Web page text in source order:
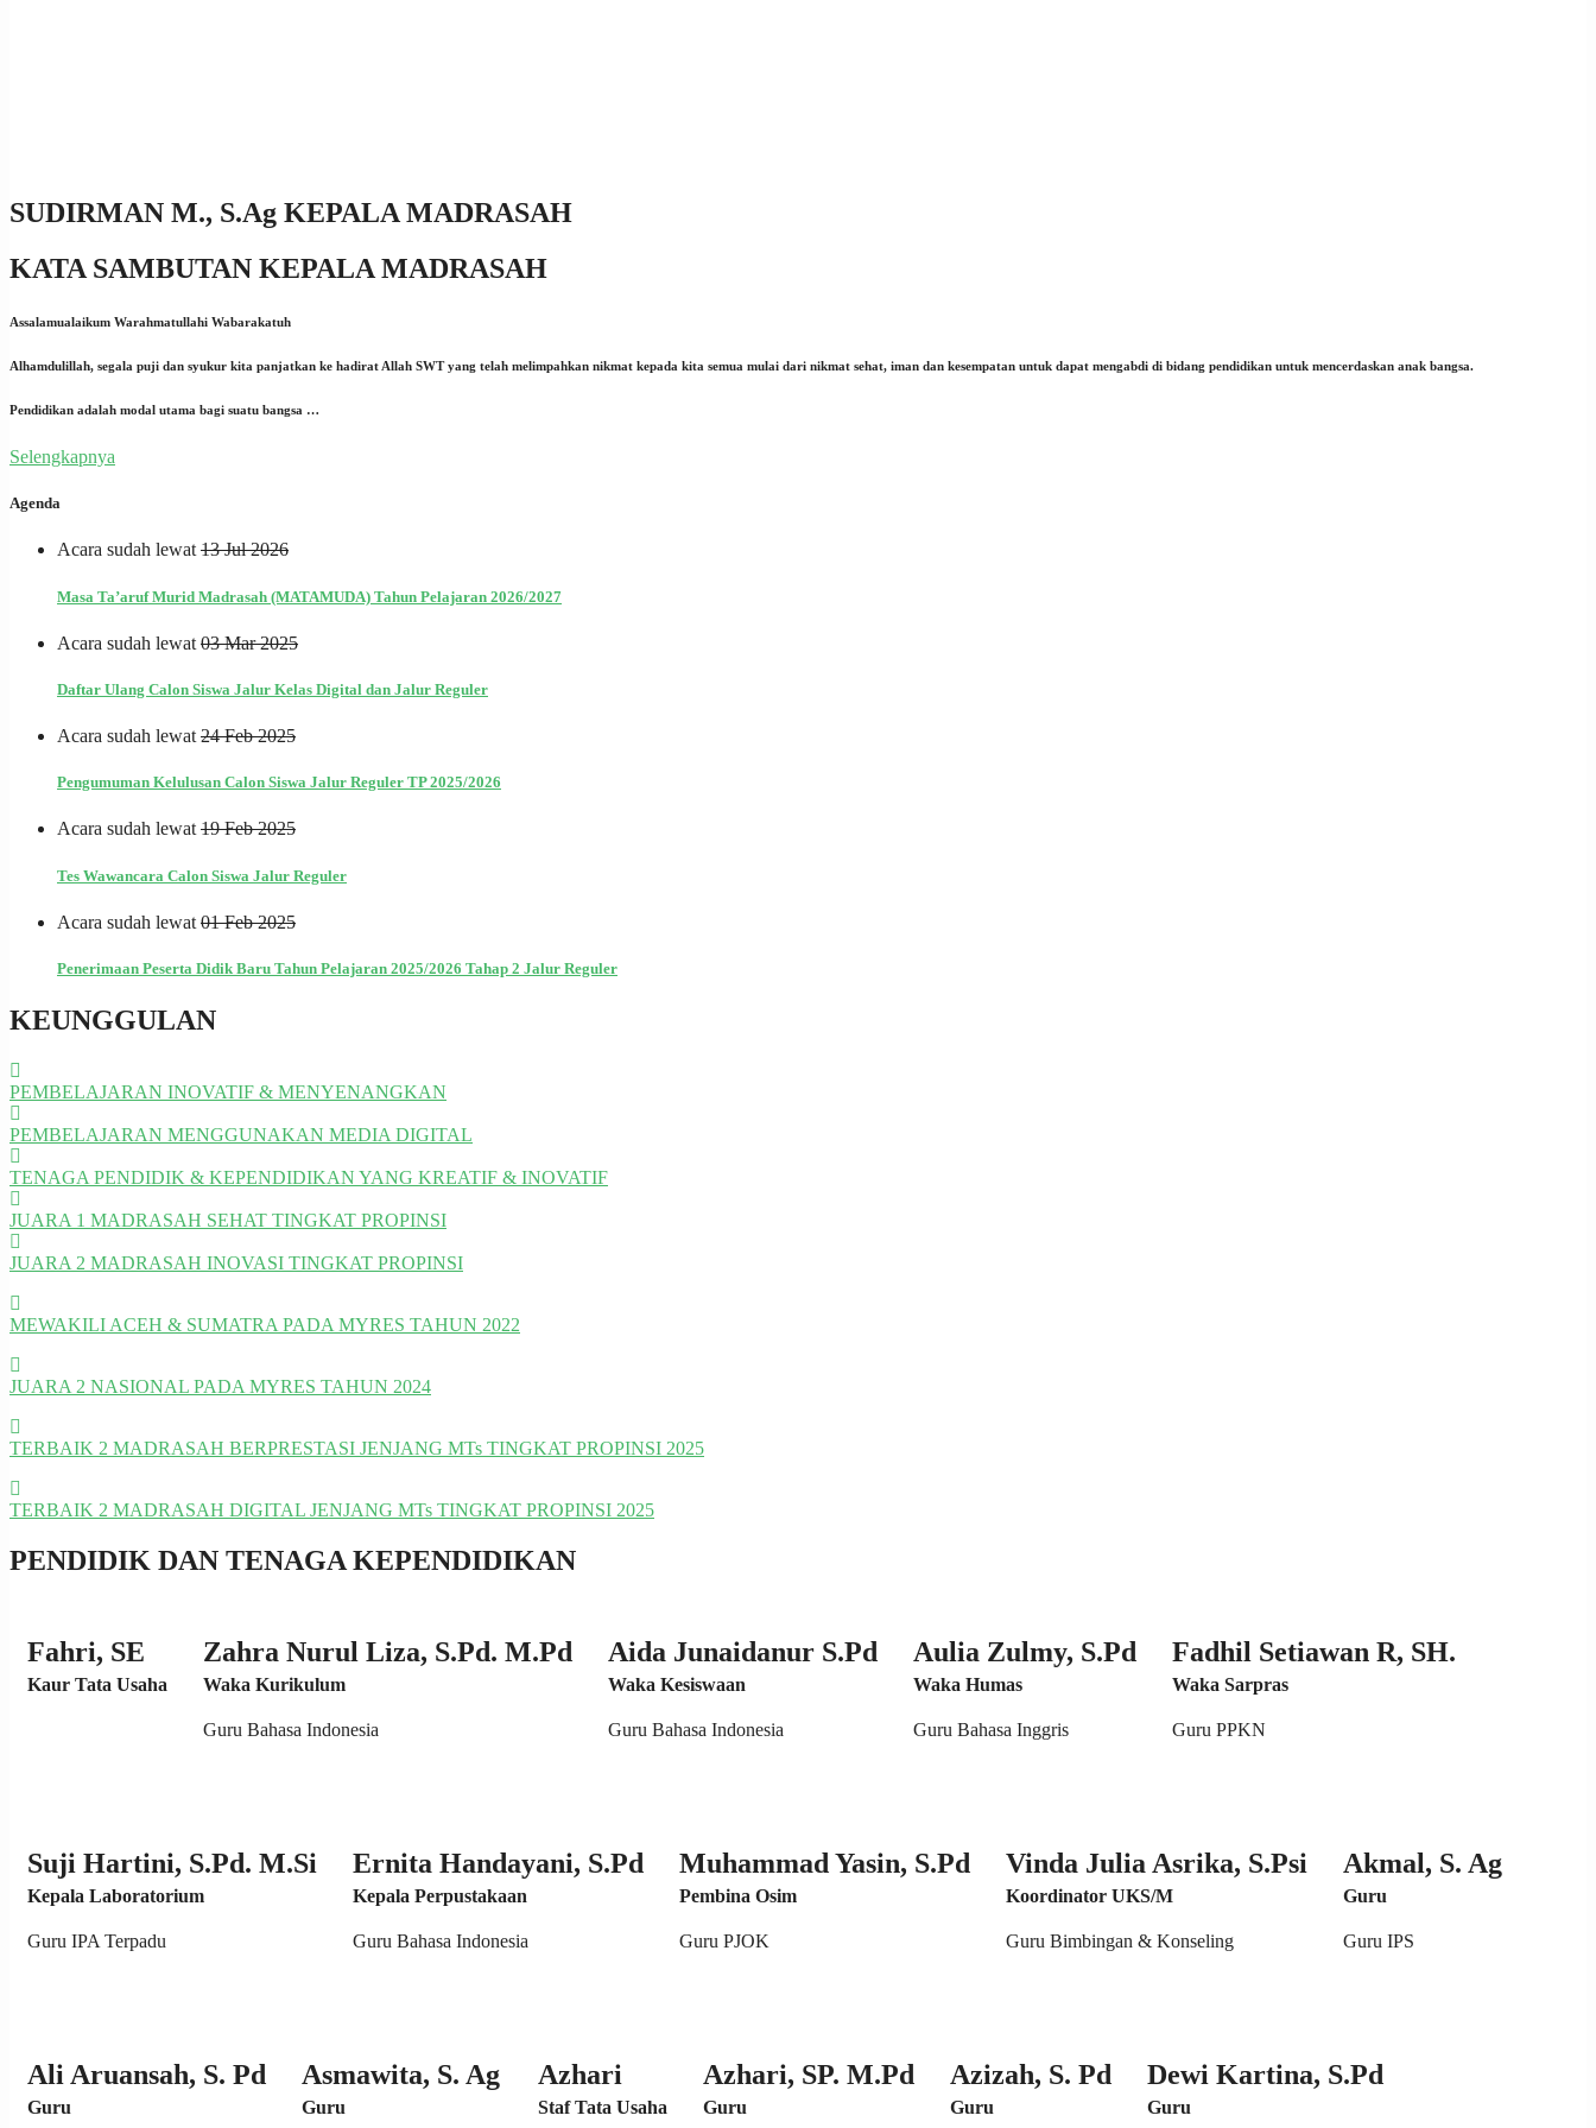
SUDIRMAN M., S.Ag KEPALA MADRASAH
KATA SAMBUTAN KEPALA MADRASAH
Assalamualaikum Warahmatullahi Wabarakatuh
Alhamdulillah, segala puji dan syukur kita panjatkan ke hadirat Allah SWT yang telah melimpahkan nikmat kepada kita semua mulai dari nikmat sehat, iman dan kesempatan untuk dapat mengabdi di bidang pendidikan untuk mencerdaskan anak bangsa.
Pendidikan adalah modal utama bagi suatu bangsa …
Selengkapnya
Agenda
Acara sudah lewat 13 Jul 2026
Masa Ta’aruf Murid Madrasah (MATAMUDA) Tahun Pelajaran 2026/2027
Acara sudah lewat 03 Mar 2025
Daftar Ulang Calon Siswa Jalur Kelas Digital dan Jalur Reguler
Acara sudah lewat 24 Feb 2025
Pengumuman Kelulusan Calon Siswa Jalur Reguler TP 2025/2026
Acara sudah lewat 19 Feb 2025
Tes Wawancara Calon Siswa Jalur Reguler
Acara sudah lewat 01 Feb 2025
Penerimaan Peserta Didik Baru Tahun Pelajaran 2025/2026 Tahap 2 Jalur Reguler
KEUNGGULAN
PEMBELAJARAN INOVATIF & MENYENANGKAN
PEMBELAJARAN MENGGUNAKAN MEDIA DIGITAL
TENAGA PENDIDIK & KEPENDIDIKAN YANG KREATIF & INOVATIF
JUARA 1 MADRASAH SEHAT TINGKAT PROPINSI
JUARA 2 MADRASAH INOVASI TINGKAT PROPINSI
MEWAKILI ACEH & SUMATRA PADA MYRES TAHUN 2022
JUARA 2 NASIONAL PADA MYRES TAHUN 2024
TERBAIK 2 MADRASAH BERPRESTASI JENJANG MTs TINGKAT PROPINSI 2025
TERBAIK 2 MADRASAH DIGITAL JENJANG MTs TINGKAT PROPINSI 2025
PENDIDIK DAN TENAGA KEPENDIDIKAN
Fahri, SE
Kaur Tata Usaha
Zahra Nurul Liza, S.Pd. M.Pd
Waka Kurikulum
Guru Bahasa Indonesia
Aida Junaidanur S.Pd
Waka Kesiswaan
Guru Bahasa Indonesia
Aulia Zulmy, S.Pd
Waka Humas
Guru Bahasa Inggris
Fadhil Setiawan R, SH.
Waka Sarpras
Guru PPKN
Suji Hartini, S.Pd. M.Si
Kepala Laboratorium
Guru IPA Terpadu
Ernita Handayani, S.Pd
Kepala Perpustakaan
Guru Bahasa Indonesia
Muhammad Yasin, S.Pd
Pembina Osim
Guru PJOK
Vinda Julia Asrika, S.Psi
Koordinator UKS/M
Guru Bimbingan & Konseling
Akmal, S. Ag
Guru
Guru IPS
Ali Aruansah, S. Pd
Guru
Asmawita, S. Ag
Guru
Azhari
Staf Tata Usaha
Azhari, SP. M.Pd
Guru
Azizah, S. Pd
Guru
Dewi Kartina, S.Pd
Guru